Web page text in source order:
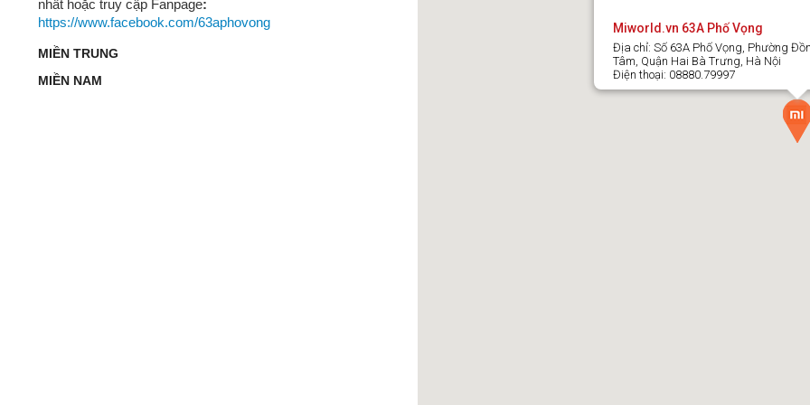
nhất hoặc truy cập Fanpage:
https://www.facebook.com/63aphovong
MIỀN TRUNG
MIỀN NAM
Miworld.vn 63A Phố Vọng
Địa chỉ: Số 63A Phố Vọng, Phường
Tâm, Quận Hai Bà Trưng, Hà Nội
Điện thoại: 08880.79997